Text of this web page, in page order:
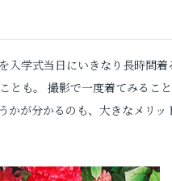
入学式当日にいきなり長時間着
とも。 撮影で一度着てみること
かが分かるのも、大きなメリッ